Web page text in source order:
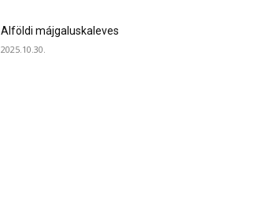
Alföldi májgaluskaleves
2025.10.30.